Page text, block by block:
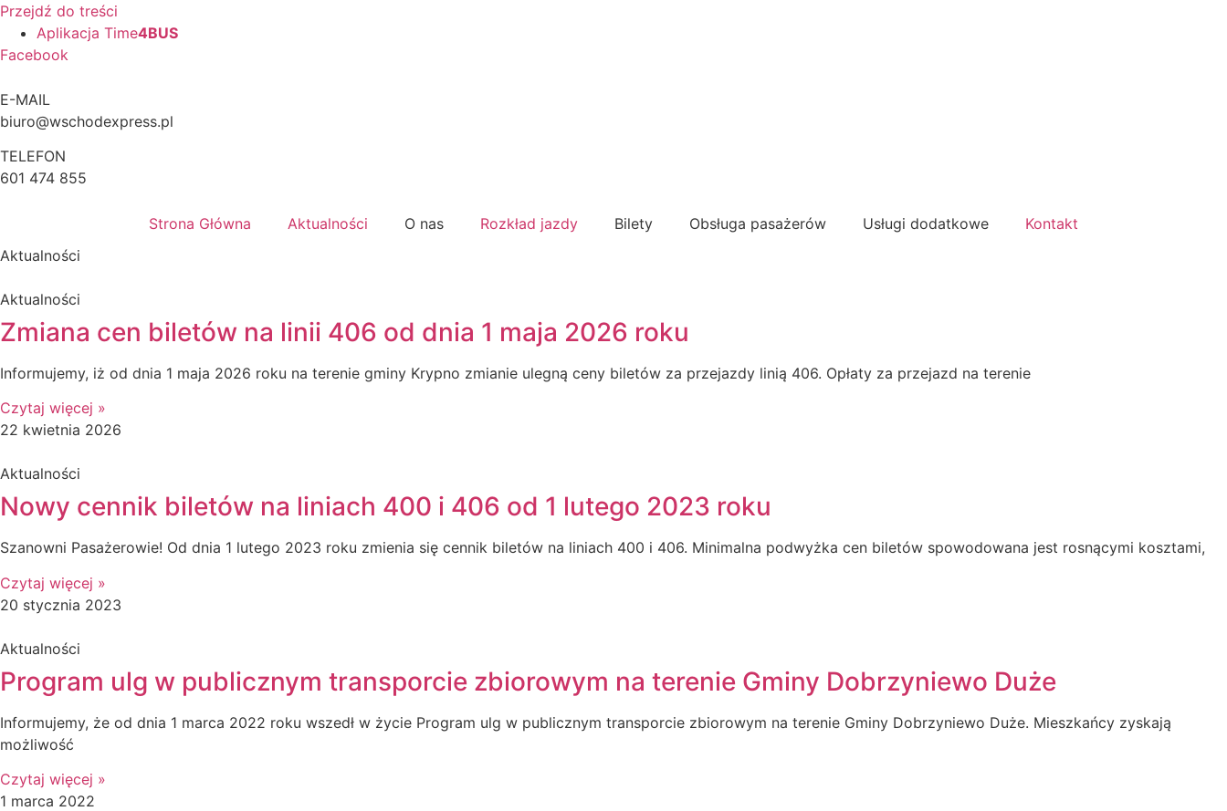
Przejdź do treści
Aplikacja Time4BUS
Facebook
E-MAIL
biuro@wschodexpress.pl
TELEFON
601 474 855
Strona Główna Aktualności O nas Rozkład jazdy Bilety Obsługa pasażerów Usługi dodatkowe
Kontakt
Aktualności
Aktualności
Zmiana cen biletów na linii 406 od dnia 1 maja 2026 roku
Informujemy, iż od dnia 1 maja 2026 roku na terenie gminy Krypno zmianie ulegną ceny biletów za przejazdy linią 406. Opłaty za przejazd na terenie
Czytaj więcej »
22 kwietnia 2026
Aktualności
Nowy cennik biletów na liniach 400 i 406 od 1 lutego 2023 roku
Szanowni Pasażerowie! Od dnia 1 lutego 2023 roku zmienia się cennik biletów na liniach 400 i 406. Minimalna podwyżka cen biletów spowodowana jest rosnącymi kosztami,
Czytaj więcej »
20 stycznia 2023
Aktualności
Program ulg w publicznym transporcie zbiorowym na terenie Gminy Dobrzyniewo Duże
Informujemy, że od dnia 1 marca 2022 roku wszedł w życie Program ulg w publicznym transporcie zbiorowym na terenie Gminy Dobrzyniewo Duże. Mieszkańcy zyskają
możliwość
Czytaj więcej »
1 marca 2022